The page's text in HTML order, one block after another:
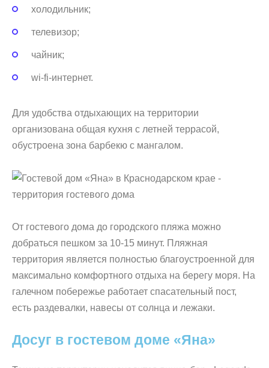
холодильник;
телевизор;
чайник;
wi-fi-интернет.
Для удобства отдыхающих на территории
организована общая кухня с летней террасой,
обустроена зона барбекю с мангалом.
От гостевого дома до городского пляжа можно
добраться пешком за 10-15 минут. Пляжная
территория является полностью благоустроенной для
максимально комфортного отдыха на берегу моря. На
галечном побережье работает спасательный пост,
есть раздевалки, навесы от солнца и лежаки.
Досуг в гостевом доме «Яна»